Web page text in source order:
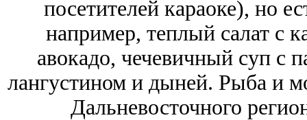
посетителей караоке), но
например, теплый салат с
авокадо, чечевичный суп с
лангустином и дыней. Рыба и
Дальневосточного